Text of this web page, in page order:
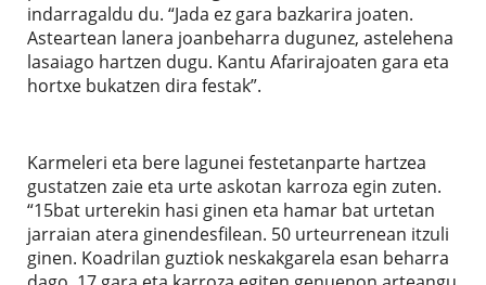
indarragaldu du. “Jada ez gara bazkarira joaten.
Asteartean lanera joanbeharra dugunez, astelehena
lasaiago hartzen dugu. Kantu Afarirajoaten gara eta
hortxe bukatzen dira festak”.
Karmeleri eta bere lagunei festetanparte hartzea
gustatzen zaie eta urte askotan karroza egin zuten.
“15bat urterekin hasi ginen eta hamar bat urtetan
jarraian atera ginendesfilean. 50 urteurrenean itzuli
ginen. Koadrilan guztiok neskakgarela esan beharra